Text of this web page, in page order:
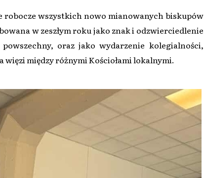
robocze wszystkich nowo mianowanych biskupów
w zeszłym roku jako znak i odzwierciedlenie
oraz jako wydarzenie kolegialności,
między różnymi Kościołami lokalnymi.